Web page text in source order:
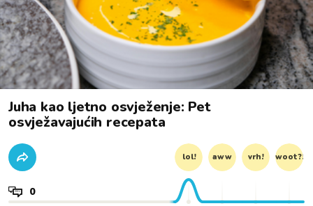
Juha kao ljetno osvježenje: Pet
osvježavajućih recepata
lol! aww vrh! woot?!
0